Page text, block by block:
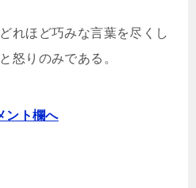
れほど巧みな言葉を尽くし
怒りのみである。
ント欄へ